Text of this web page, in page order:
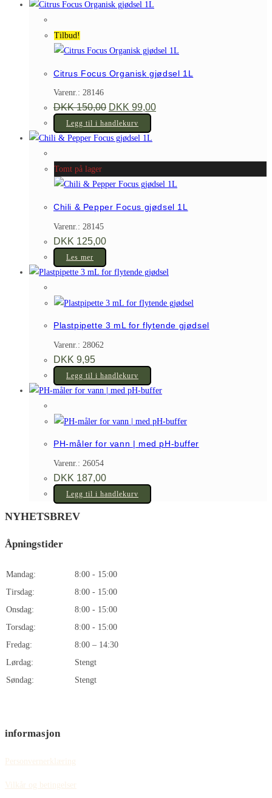
Tilbud!
Citrus Focus Organisk gjødsel 1L
Varenr.: 28146
DKK150,00 Opprinnelig
pris
var:
DKK 150,00.
DKK 99,00Nåværende
pris
Legg til i handlekurv
Tomt på lager
Chili & Pepper Focus gjødsel 1L
Varenr.: 28145
DKK 125,00
Les mer
Plastpipette 3 mL for flytende gjødsel
Varenr.: 28062
DKK 9,95
Legg til i handlekurv
PH-måler for vann | med pH-buffer
Varenr.: 26054
DKK 187,00
Legg til i handlekurv
NYHETSBREV
Åpningstider
Mandag:
8:00 - 15:00
Tirsdag:
8:00 - 15:00
Onsdag:
8:00 - 15:00
Torsdag:
8:00 - 15:00
Fredag:
8:00 – 14:30
Lørdag:
Stengt
Søndag:
Stengt
informasjon
Personvernerklæring
Vilkår og betingelser